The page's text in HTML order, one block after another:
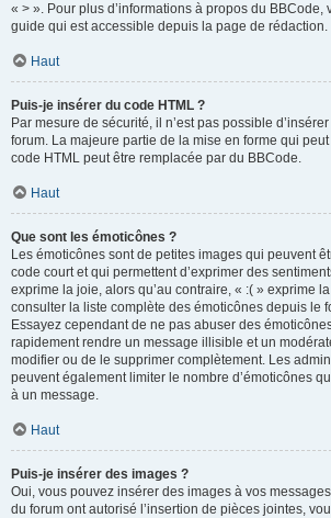
« > ». Pour plus d’informations à propos du BBCode,
guide qui est accessible depuis la page de rédaction.
Haut
Puis-je insérer du code HTML ?
Par mesure de sécurité, il n’est pas possible
forum. La majeure partie de la mise en forme qui
code HTML peut être remplacée par du BBCode.
Haut
Que sont les émoticônes ?
Les émoticônes sont de petites images qui peuvent
code court et qui permettent d’exprimer des
exprime la joie, alors qu’au contraire, « :( » exprime
consulter la liste complète des émoticônes depuis le
Essayez cependant de ne pas abuser des
rapidement rendre un message illisible et un
modifier ou de le supprimer complètement. Les
peuvent également limiter le nombre d’émoticônes
à un message.
Haut
Puis-je insérer des images ?
Oui, vous pouvez insérer des images à vos
du forum ont autorisé l’insertion de pièces jointes,